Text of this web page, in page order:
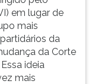
em lugar de
mais
da
da Corte
ideia
mais